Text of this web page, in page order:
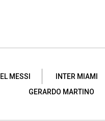
MESSI INTER MIAMI
GERARDO MARTINO